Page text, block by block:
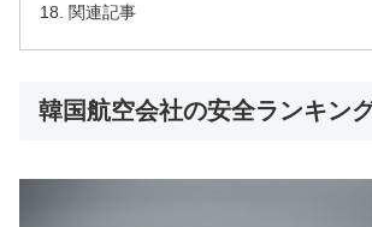
関連記事
韓国航空会社の安全ランキング